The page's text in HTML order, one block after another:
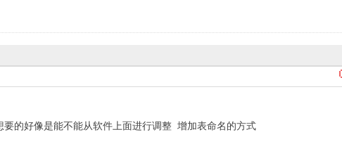
的好像是能不能从软件上面进行调整 增加表命名的方式